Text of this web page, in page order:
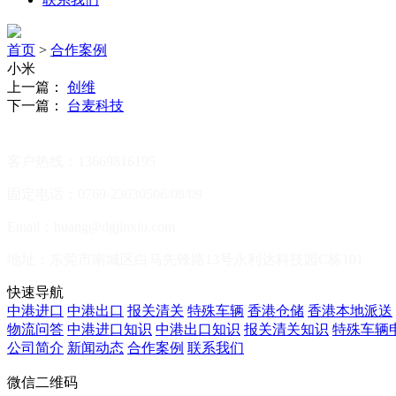
首页 > 合作案例
小米
上一篇： 创维
下一篇： 台麦科技
快速导航
中港进口 中港出口 报关清关 特殊车辆 香港仓储 香港本地派送
物流问答 中港进口知识 中港出口知识 报关清关知识 特殊车辆
公司简介 新闻动态 合作案例 联系我们
微信二维码